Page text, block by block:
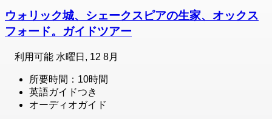
ウォリック城、シェークスピアの生家、オックス
フォード。ガイドツアー
利用可能 水曜日, 12 8月
所要時間：10時間
英語ガイドつき
オーディオガイド